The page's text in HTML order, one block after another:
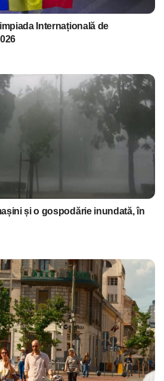
Internațională de
și o gospodărie inundată, în